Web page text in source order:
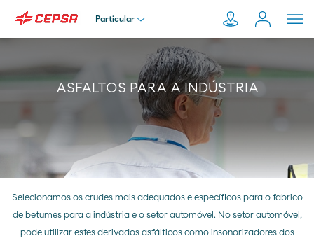
Particular
Particular
Empresa
Distribuidor
Transportador
Moeve.pt
ASFALTOS PARA A INDÚSTRIA
Selecionamos os crudes mais adequados e específicos para o fabrico
de betumes para a indústria e o setor automóvel. No setor automóvel,
pode utilizar estes derivados asfálticos como insonorizadores dos